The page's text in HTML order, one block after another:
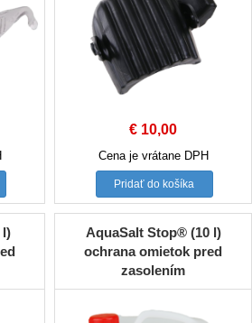
€ 10,00
Cena je vrátane DPH
Pridať do košíka
l)
AquaSalt Stop® (10 l)
ochrana omietok pred
zasolením